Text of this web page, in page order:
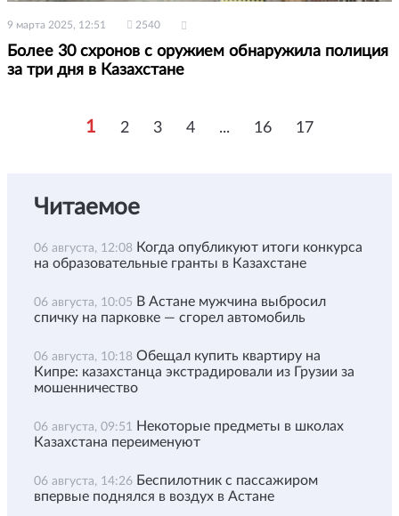
9 марта 2025, 12:51 2540
Более 30 схронов с оружием обнаружила полиция
за три дня в Казахстане
1 2 3 4 ... 16 17
Читаемое
06 августа, 12:08 Когда опубликуют итоги конкурса
на образовательные гранты в Казахстане
06 августа, 10:05 В Астане мужчина выбросил
спичку на парковке — сгорел автомобиль
06 августа, 10:18 Обещал купить квартиру на
Кипре: казахстанца экстрадировали из Грузии за
мошенничество
06 августа, 09:51
Некоторые предметы в школах
Казахстана переименуют
06 августа, 14:26 Беспилотник с пассажиром
впервые поднялся в воздух в Астане